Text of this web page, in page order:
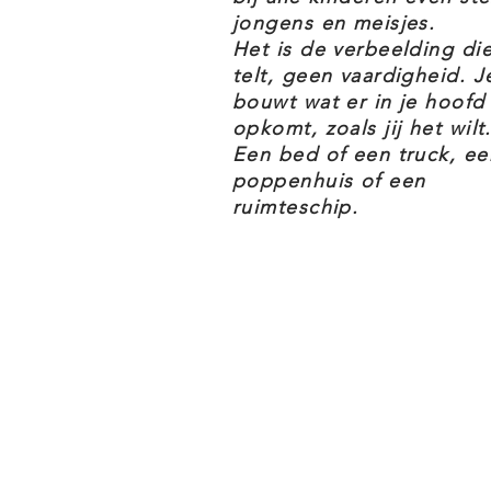
Dit unieke creatieve speelgoed
inclusief minifiguren van een
vogelfiguur, zodat je leuke
hoort er bij de set een boekje
fan die deze LEGO Ideas set
hem heeft ontwikkeld.
De LEGO 21318 Boomhuis
jongens en meisjes.
Het is de verbeelding
telt, geen vaardigheid.
bouwt wat er in je hoofd
opkomt, zoals jij het
Een bed of een truck,
poppenhuis of een
ruimteschip.